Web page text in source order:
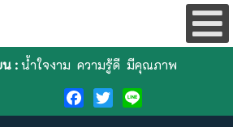
น :น้ำใจงาม ความรู้ดี มีคุณภาพ
Facebook
TwitterLine